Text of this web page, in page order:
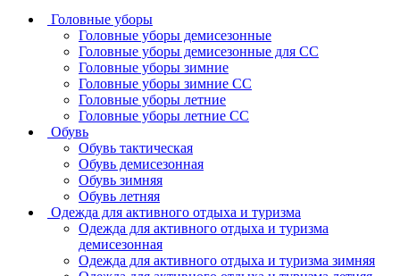
Головные уборы
Головные уборы демисезонные
Головные уборы демисезонные для СС
Головные уборы зимние
Головные уборы зимние СС
Головные уборы летние
Головные уборы летние СС
Обувь
Обувь тактическая
Обувь демисезонная
Обувь зимняя
Обувь летняя
Одежда для активного отдыха и туризма
Одежда для активного отдыха и туризма
демисезонная
Одежда для активного отдыха и туризма зимняя